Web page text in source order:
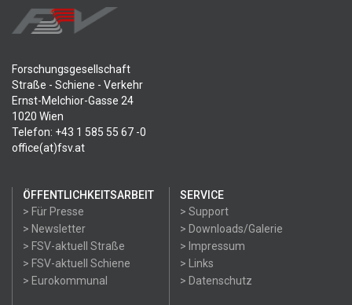
Forschungsgesellschaft
Straße - Schiene - Verkehr
Ernst-Melchior-Gasse 24
1020 Wien
Telefon: +43 1 585 55 67 -0
office(at)fsv.at
ÖFFENTLICHKEITSARBEIT
> Für Presse
> Newsletter
> FSV-aktuell Straße
> FSV-aktuell Schiene
> Eurokommunal
SERVICE
> Support
> Downloads/Galerie
> Impressum
> Links
> Datenschutz